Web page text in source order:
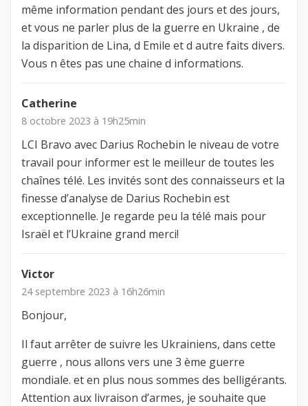
même information pendant des jours et des jours,
et vous ne parler plus de la guerre en Ukraine , de
la disparition de Lina, d Emile et d autre faits divers.
Vous n êtes pas une chaine d informations.
Catherine
8 octobre 2023 à 19h25min
LCI Bravo avec Darius Rochebin le niveau de votre
travail pour informer est le meilleur de toutes les
chaînes télé. Les invités sont des connaisseurs et la
finesse d’analyse de Darius Rochebin est
exceptionnelle. Je regarde peu la télé mais pour
Israël et l’Ukraine grand merci!
Victor
24 septembre 2023 à 16h26min
Bonjour,
Il faut arrêter de suivre les Ukrainiens, dans cette
guerre , nous allons vers une 3 ème guerre
mondiale. et en plus nous sommes des belligérants.
Attention aux livraison d’armes, je souhaite que